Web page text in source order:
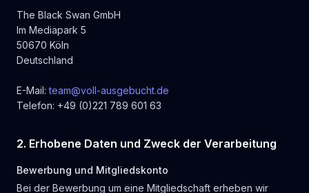
The Black Swan GmbH
Im Mediapark 5
50670 Köln
Deutschland
E-Mail:team@voll-ausgebucht.de
Telefon: +49 (0)221 789 601 63
2. Erhobene Daten und Zweck der Verarbeitung
Bewerbung und Mitgliedskonto
Bei der Bewerbung um eine Mitgliedschaft erheben wir